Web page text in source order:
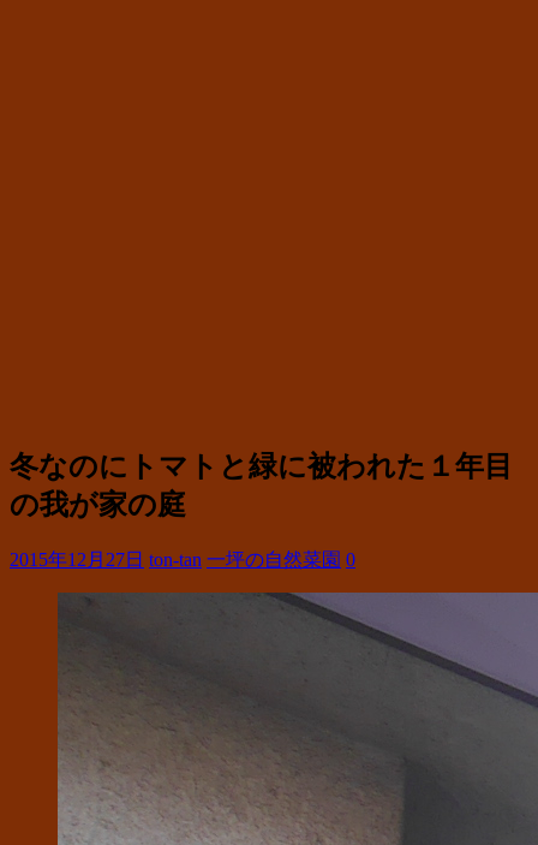
冬なのにトマトと緑に被われた１年目
の我が家の庭
2015年12月27日 ton-tan 一坪の自然菜園 0